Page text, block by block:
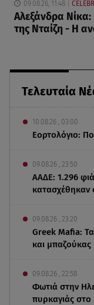
Τελευταία
10.08.26 , 03:00
Εορτολόγιο:
09.08.26 , 23:50
ΑΑΔΕ: 1.296
κατασχέθηκαν
09.08.26 , 23:20
Greek Mafia: Τα
και μπαζούκας
09.08.26 , 22:58
Φωτιά στην
πυρκαγιάς στο
09.08.26, 11:48
Αλεξάνδρα
της Νταίζη - Η